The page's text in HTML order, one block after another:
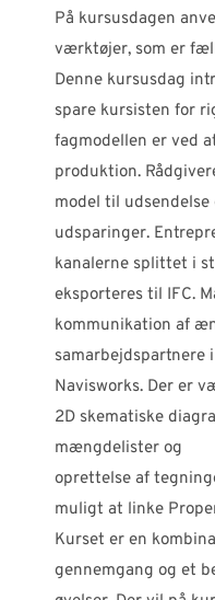
På kursusdagen
værktøjer, som er
Denne kursusdag
spare kursisten for
fagmodellen er ved
produktion.
model til
udsparinger.
kanalerne splittet i
eksporteres til IFC.
kommunikation af
samarbejdspartnere
Navisworks. Der er
2D skematiske
mængdelister og
oprettelse af
muligt at linke
Kurset er en
gennemgang og et